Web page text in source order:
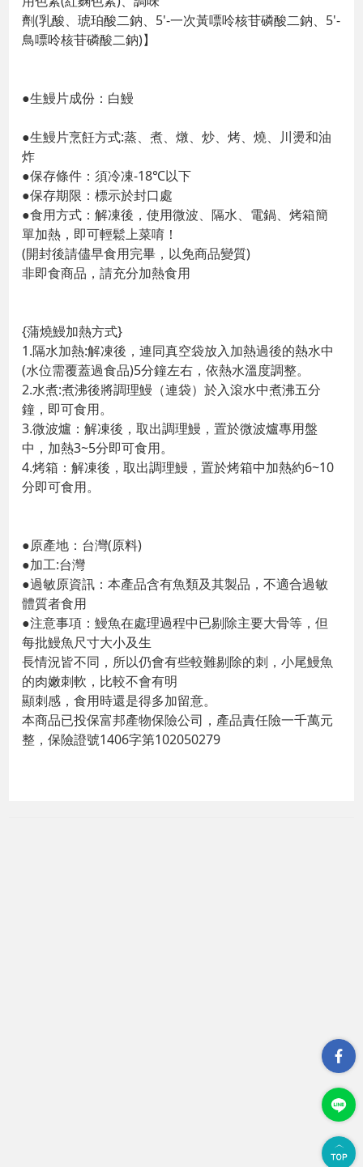
劑(乳酸、琥珀酸二鈉、5'-一次黃嘌呤核苷磷酸二鈉、5'-
鳥嘌呤核苷磷酸二鈉)】
●生鰻片成份：白鰻
●生鰻片烹飪方式:蒸、煮、燉、炒、烤、燒、川燙和油
炸
●保存條件：須冷凍-18℃以下
●保存期限：標示於封口處
●食用方式：解凍後，使用微波、隔水、電鍋、烤箱簡
單加熱，即可輕鬆上菜唷！
(開封後請儘早食用完畢，以免商品變質)
非即食商品，請充分加熱食用
{蒲燒鰻加熱方式}
1.隔水加熱:解凍後，連同真空袋放入加熱過後的熱水中
(水位需覆蓋過食品)5分鐘左右，依熱水溫度調整。
2.水煮:煮沸後將調理鰻（連袋）於入滾水中煮沸五分
鐘，即可食用。
3.微波爐：解凍後，取出調理鰻，置於微波爐專用盤
中，加熱3~5分即可食用。
4.烤箱：解凍後，取出調理鰻，置於烤箱中加熱約6~10
分即可食用。
●原產地：台灣(原料)
●加工:台灣
●過敏原資訊：本產品含有魚類及其製品，不適合過敏
體質者食用
●注意事項：鰻魚在處理過程中已剔除主要大骨等，但
每批鰻魚尺寸大小及生
長情況皆不同，所以仍會有些較難剔除的刺，小尾鰻魚
的肉嫩刺軟，比較不會有明
顯刺感，食用時還是得多加留意。
本商品已投保富邦產物保險公司，產品責任險一千萬元
整，保險證號1406字第102050279